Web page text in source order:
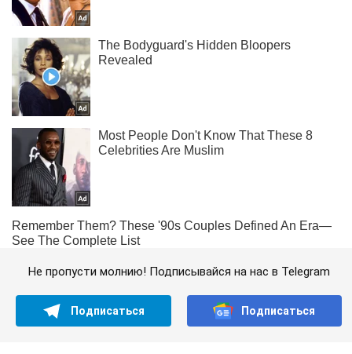
Не пропусти молнию! Подписывайся на нас в Telegram
Подписаться Подписаться